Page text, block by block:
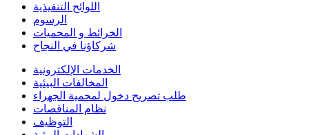
اللوائح التنفيذية
الرسوم
الخرائط و المحميات
شركاؤنا في النجاح
الخدمات الإلكترونية
المخالفات البيئية
طلب تصريح دخول لمحمية الجهراء
نظام المناقصات
التوظيف